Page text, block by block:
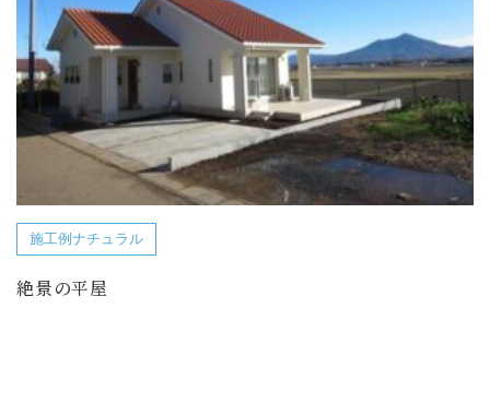
施工例ナチュラル
絶景の平屋